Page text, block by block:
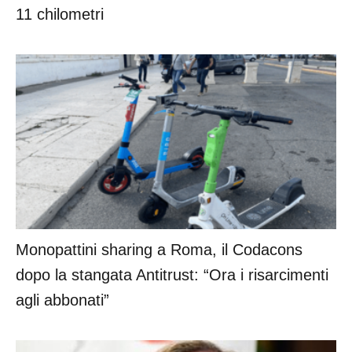
11 chilometri
Monopattini sharing a Roma, il Codacons
dopo la stangata Antitrust: “Ora i risarcimenti
agli abbonati”